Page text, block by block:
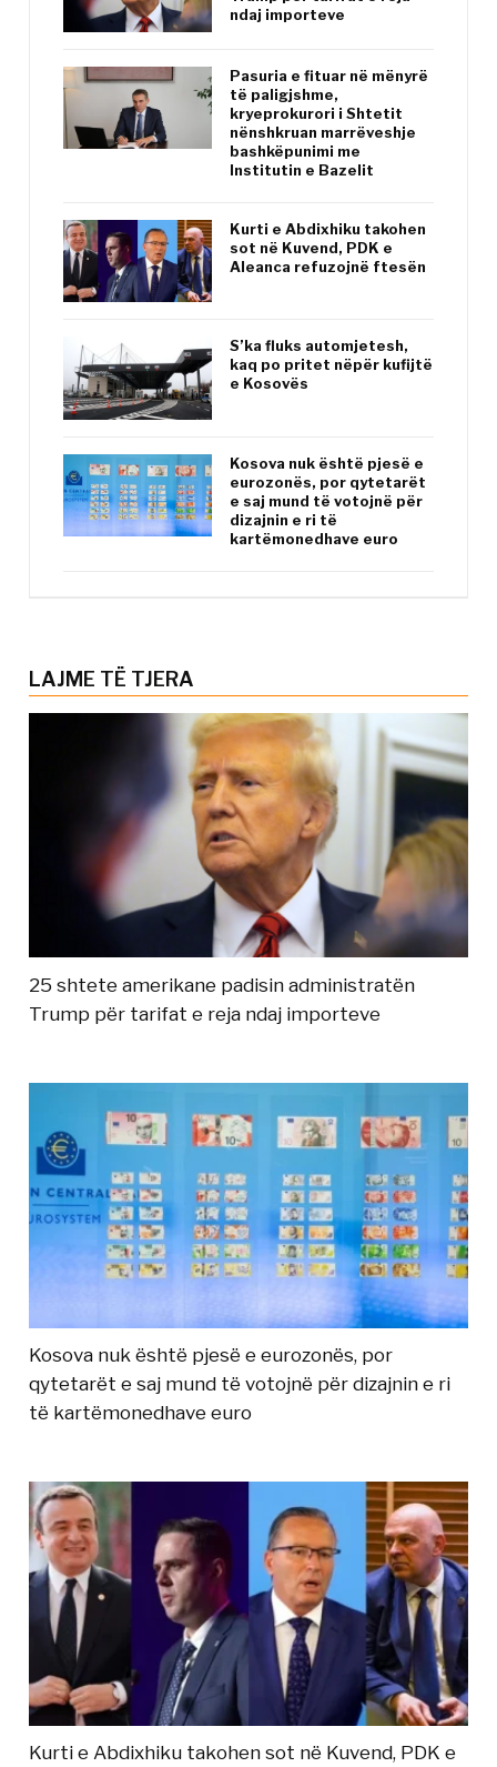
ndaj importeve
Pasuria e fituar në mënyrë
të paligjshme,
kryeprokurori i Shtetit
nënshkruan marrëveshje
bashkëpunimi me
Institutin e Bazelit
Kurti e Abdixhiku takohen
sot në Kuvend, PDK e
Aleanca refuzojnë ftesën
S’ka fluks automjetesh,
kaq po pritet nëpër kufijtë
e Kosovës
Kosova nuk është pjesë e
eurozonës, por qytetarët
e saj mund të votojnë për
dizajnin e ri të
kartëmonedhave euro
LAJME TË TJERA
25 shtete amerikane padisin administratën
Trump për tarifat e reja ndaj importeve
Kosova nuk është pjesë e eurozonës, por
qytetarët e saj mund të votojnë për dizajnin e ri
të kartëmonedhave euro
Kurti e Abdixhiku takohen sot në Kuvend, PDK e